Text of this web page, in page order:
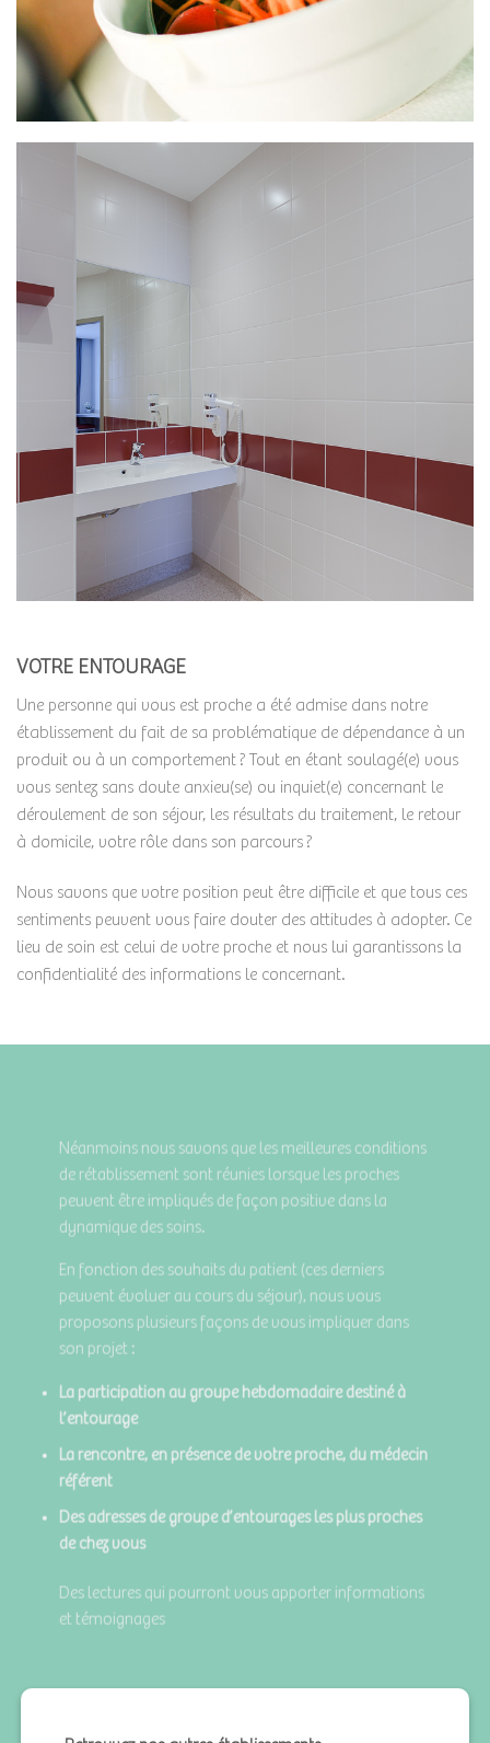
VOTRE ENTOURAGE
Une personne qui vous est proche a été admise dans notre
établissement du fait de sa problématique de dépendance à un
produit ou à un comportement ? Tout en étant soulagé(e) vous
vous sentez sans doute anxieu(se) ou inquiet(e) concernant le
déroulement de son séjour, les résultats du traitement, le retour
à domicile, votre rôle dans son parcours ?
Nous savons que votre position peut être difficile et que tous ces
sentiments peuvent vous faire douter des attitudes à adopter. Ce
lieu de soin est celui de votre proche et nous lui garantissons la
confidentialité des informations le concernant.
Néanmoins nous savons que les meilleures conditions
de rétablissement sont réunies lorsque les proches
peuvent être impliqués de façon positive dans la
dynamique des soins.
En fonction des souhaits du patient (ces derniers
peuvent évoluer au cours du séjour), nous vous
proposons plusieurs façons de vous impliquer dans
son projet :
La participation au groupe hebdomadaire destiné à
l’entourage
La rencontre, en présence de votre proche, du médecin
référent
Des adresses de groupe d’entourages les plus proches
de chez vous
Des lectures qui pourront vous apporter informations
et témoignages